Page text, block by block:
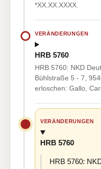
*XX.XX.XXXX.
VERÄNDERUNGEN
HRB 5760
HRB 5760: NKD
Bühlstraße 5 - 7,
erloschen: Gallo,
VERÄNDERUNGEN
HRB 5760
HRB 5760: